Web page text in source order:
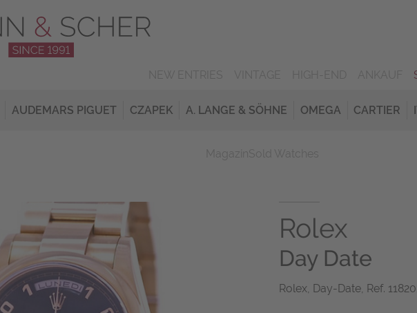
AUDEMARS PIGUET CZAPEK A. LANGE & SÖHNE OMEGA CARTIER
Rolex
Day Date
Rolex, Day-Date, Ref.